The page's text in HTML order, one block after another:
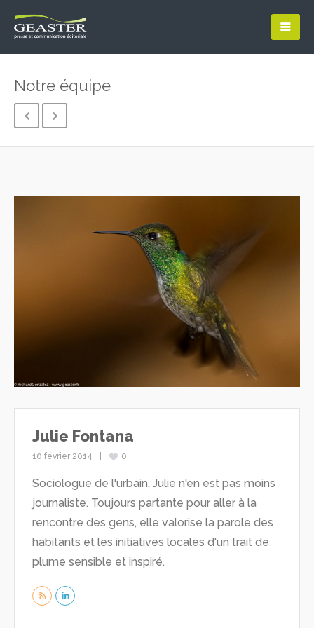
Notre équipe
Julie Fontana
10 février 2014 0
Sociologue de l'urbain, Julie n'en est pas moins
journaliste. Toujours partante pour aller à la
rencontre des gens, elle valorise la parole des
habitants et les initiatives locales d'un trait de
plume sensible et inspiré.